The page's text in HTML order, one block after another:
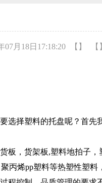
07月18日17:18:20 【】 【】
选择塑料的托盘呢？首先
板，货架板,塑料地拍子，
丙烯pp塑料等热塑性塑料